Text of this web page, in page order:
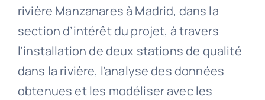
rivière Manzanares à Madrid, dans la
section d’intérêt du projet, à travers
l’installation de deux stations de qualité
dans la rivière, l’analyse des données
obtenues et les modéliser avec les